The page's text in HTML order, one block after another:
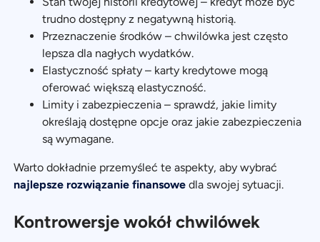
trudno dostępny z negatywną historią.
Przeznaczenie środków – chwilówka jest często
lepsza dla nagłych wydatków.
Elastyczność spłaty – karty kredytowe mogą
oferować większą elastyczność.
Limity i zabezpieczenia – sprawdź, jakie limity
określają dostępne opcje oraz jakie zabezpieczenia
są wymagane.
Warto dokładnie przemyśleć te aspekty, aby wybrać
najlepsze rozwiązanie finansowe dla swojej sytuacji.
Kontrowersje wokół chwilówek